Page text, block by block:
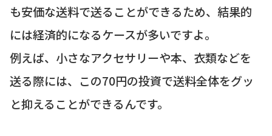
も安価な送料で送ることができるため、結果的
には経済的になるケースが多いですよ。
例えば、小さなアクセサリーや本、衣類などを
送る際には、この70円の投資で送料全体をグッ
と抑えることができるんです。